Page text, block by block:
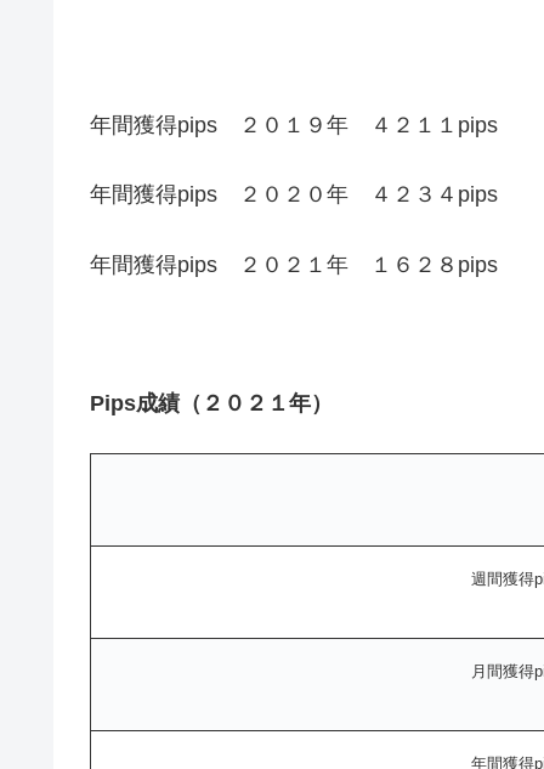
年間獲得pips ２０１９年 ４２１１pips
年間獲得pips ２０２０年 ４２３４pips
年間獲得pips ２０２１年 １６２８pips
Pips成績（２０２１年）
週間獲得
月間獲得
年間獲得